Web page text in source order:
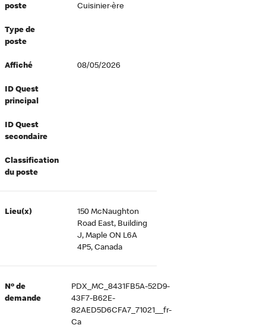
poste
Cuisinier·ère
Type de
poste
Affiché 08/05/2026
ID Quest
principal
ID Quest
secondaire
Classification
du poste
Lieu(x)
150 McNaughton
Road East, Building
J, Maple ON L6A
4P5, Canada
Nº de
demande
PDX_MC_8431FB5A-52D9-
43F7-B62E-
82AED5D6CFA7_71021__fr-
Ca